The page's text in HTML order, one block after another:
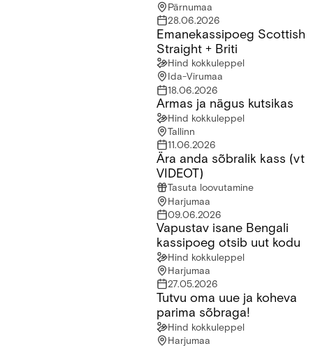
Pärnumaa
28.06.2026
Emanekassipoeg Scottish Straight + BritiEmanekassipoeg Scottish
Straight + Briti
Hind kokkuleppel
Ida-Virumaa
18.06.2026
Armas ja nägus kutsikas
Hind kokkuleppel
Tallinn
11.06.2026
Ära anda sõbralik kass (vt VIDEOT)Ära anda sõbralik kass (vt
VIDEOT)
Tasuta loovutamine
Harjumaa
09.06.2026
Vapustav isane Bengali kassipoeg otsib uut kodu
Vapustav isane Bengali
kassipoeg otsib uut kodu
Hind kokkuleppel
Harjumaa
27.05.2026
Tutvu oma uue ja koheva parima sõbraga!Tutvu oma uue ja koheva
parima sõbraga!
Hind kokkuleppel
Harjumaa